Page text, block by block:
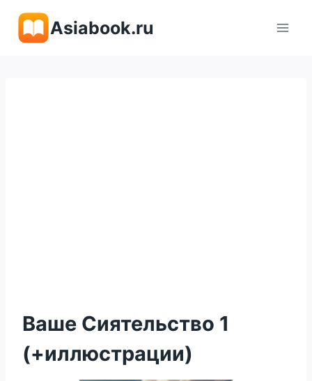
содержимому
Asiabook.ru
Ваше Сиятельство 1
(+иллюстрации)